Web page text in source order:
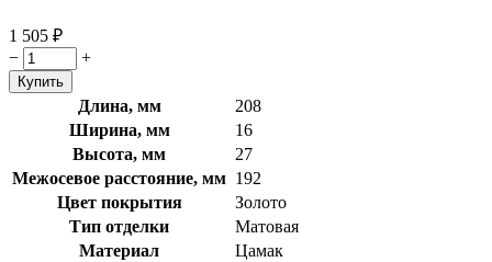
1 505 ₽
−
+
Длина, мм
208
Ширина, мм
16
Высота, мм
27
Межосевое расстояние, мм 192
Цвет покрытия
Золото
Тип отделки
Матовая
Материал
Цамак